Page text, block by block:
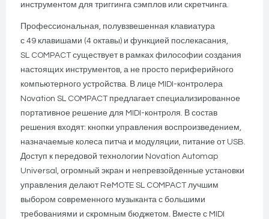
инструментом для триггинга сэмплов или скретчинга.
Профессиональная, полувзвешенная клавиатура
с 49 клавишами (4 октавы) и функцией послекасания,
SL COMPACT существует в рамках философии создания
настоящих инструментов, а не просто периферийного
компьютерного устройства. В лице MIDI-контролера
Novation SL COMPACT предлагает специализированное
портативное решение для MIDI-контроля. В состав
решения входят: кнопки управления воспроизведением,
назначаемые колеса питча и модуляции, питание от USB.
Доступ к передовой технологии Novation Automap
Universal, огромный экран и непревзойденные установки
управления делают ReMOTE SL COMPACT лучшим
выбором современного музыканта с большими
требованиями и скромным бюджетом. Вместе с MIDI